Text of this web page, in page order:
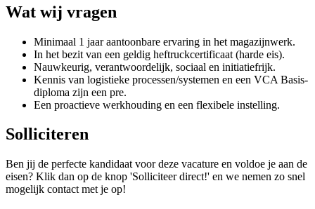
Wat wij vragen
Minimaal 1 jaar aantoonbare ervaring in het magazijnwerk.
In het bezit van een geldig heftruckcertificaat (harde eis).
Nauwkeurig, verantwoordelijk, sociaal en initiatiefrijk.
Kennis van logistieke processen/systemen en een VCA Basis-
diploma zijn een pre.
Een proactieve werkhouding en een flexibele instelling.
Solliciteren
Ben jij de perfecte kandidaat voor deze vacature en voldoe je aan de
eisen? Klik dan op de knop 'Solliciteer direct!' en we nemen zo snel
mogelijk contact met je op!